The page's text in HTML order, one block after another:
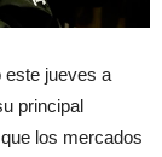
este jueves a
principal
los mercados